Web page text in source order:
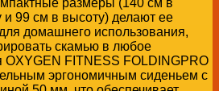
99 см в высоту) делают ее
домашнего использования,
скамью в любое
OXYGEN FITNESS FOLDINGPRO
эргономичным сиденьем с